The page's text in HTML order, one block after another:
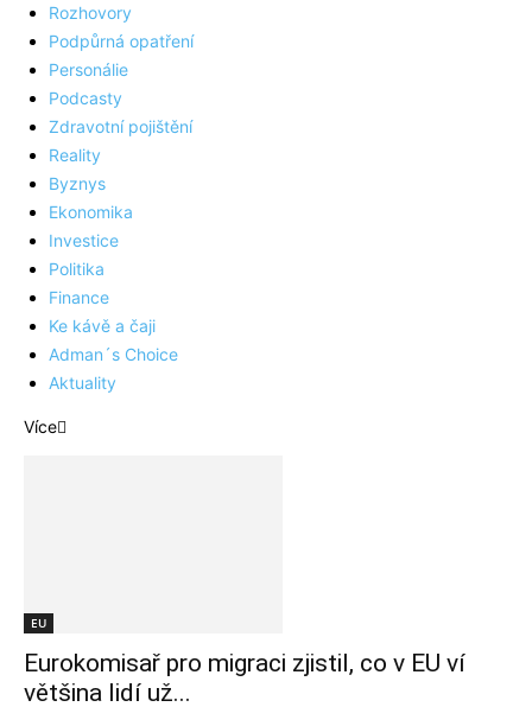
Rozhovory
Podpůrná opatření
Personálie
Podcasty
Zdravotní pojištění
Reality
Byznys
Ekonomika
Investice
Politika
Finance
Ke kávě a čaji
Adman´s Choice
Aktuality
Více
EU
Eurokomisař pro migraci zjistil, co v EU ví
většina lidí už...